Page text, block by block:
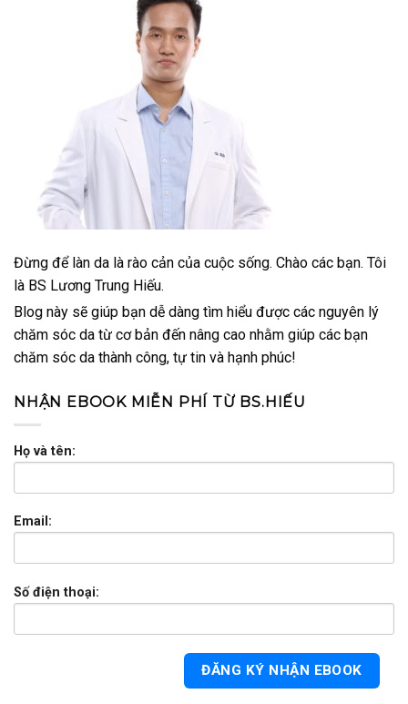
Đừng để làn da là rào cản của cuộc sống. Chào các bạn. Tôi
là BS Lương Trung Hiếu.
Blog này sẽ giúp bạn dễ dàng tìm hiểu được các nguyên lý
chăm sóc da từ cơ bản đến nâng cao nhằm giúp các bạn
chăm sóc da thành công, tự tin và hạnh phúc!
NHẬN EBOOK MIỄN PHÍ TỪ BS.HIẾU
Họ và tên:
Email:
Số điện thoại: